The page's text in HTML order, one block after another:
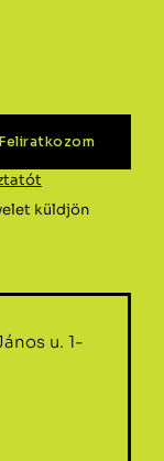
küldjön
u. 1-